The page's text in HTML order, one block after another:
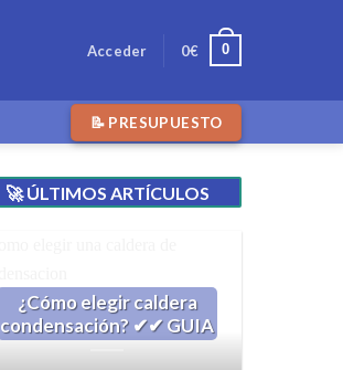
Acceder 0€ 0
📝 PRESUPUESTO
🚀 ÚLTIMOS ARTÍCULOS
¿Cómo elegir caldera
condensación? ✔✔ GUIA